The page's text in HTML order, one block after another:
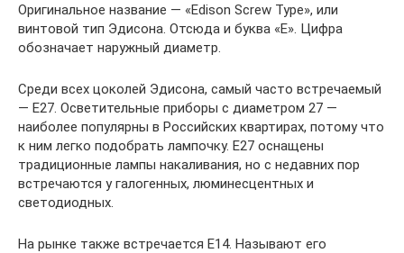
Оригинальное название — «Edison Screw Type», или
винтовой тип Эдисона. Отсюда и буква «Е». Цифра
обозначает наружный диаметр.
Среди всех цоколей Эдисона, самый часто встречаемый
— Е27. Осветительные приборы с диаметром 27 —
наиболее популярны в Российских квартирах, потому что
к ним легко подобрать лампочку. Е27 оснащены
традиционные лампы накаливания, но с недавних пор
встречаются у галогенных, люминесцентных и
светодиодных.
На рынке также встречается Е14. Называют его